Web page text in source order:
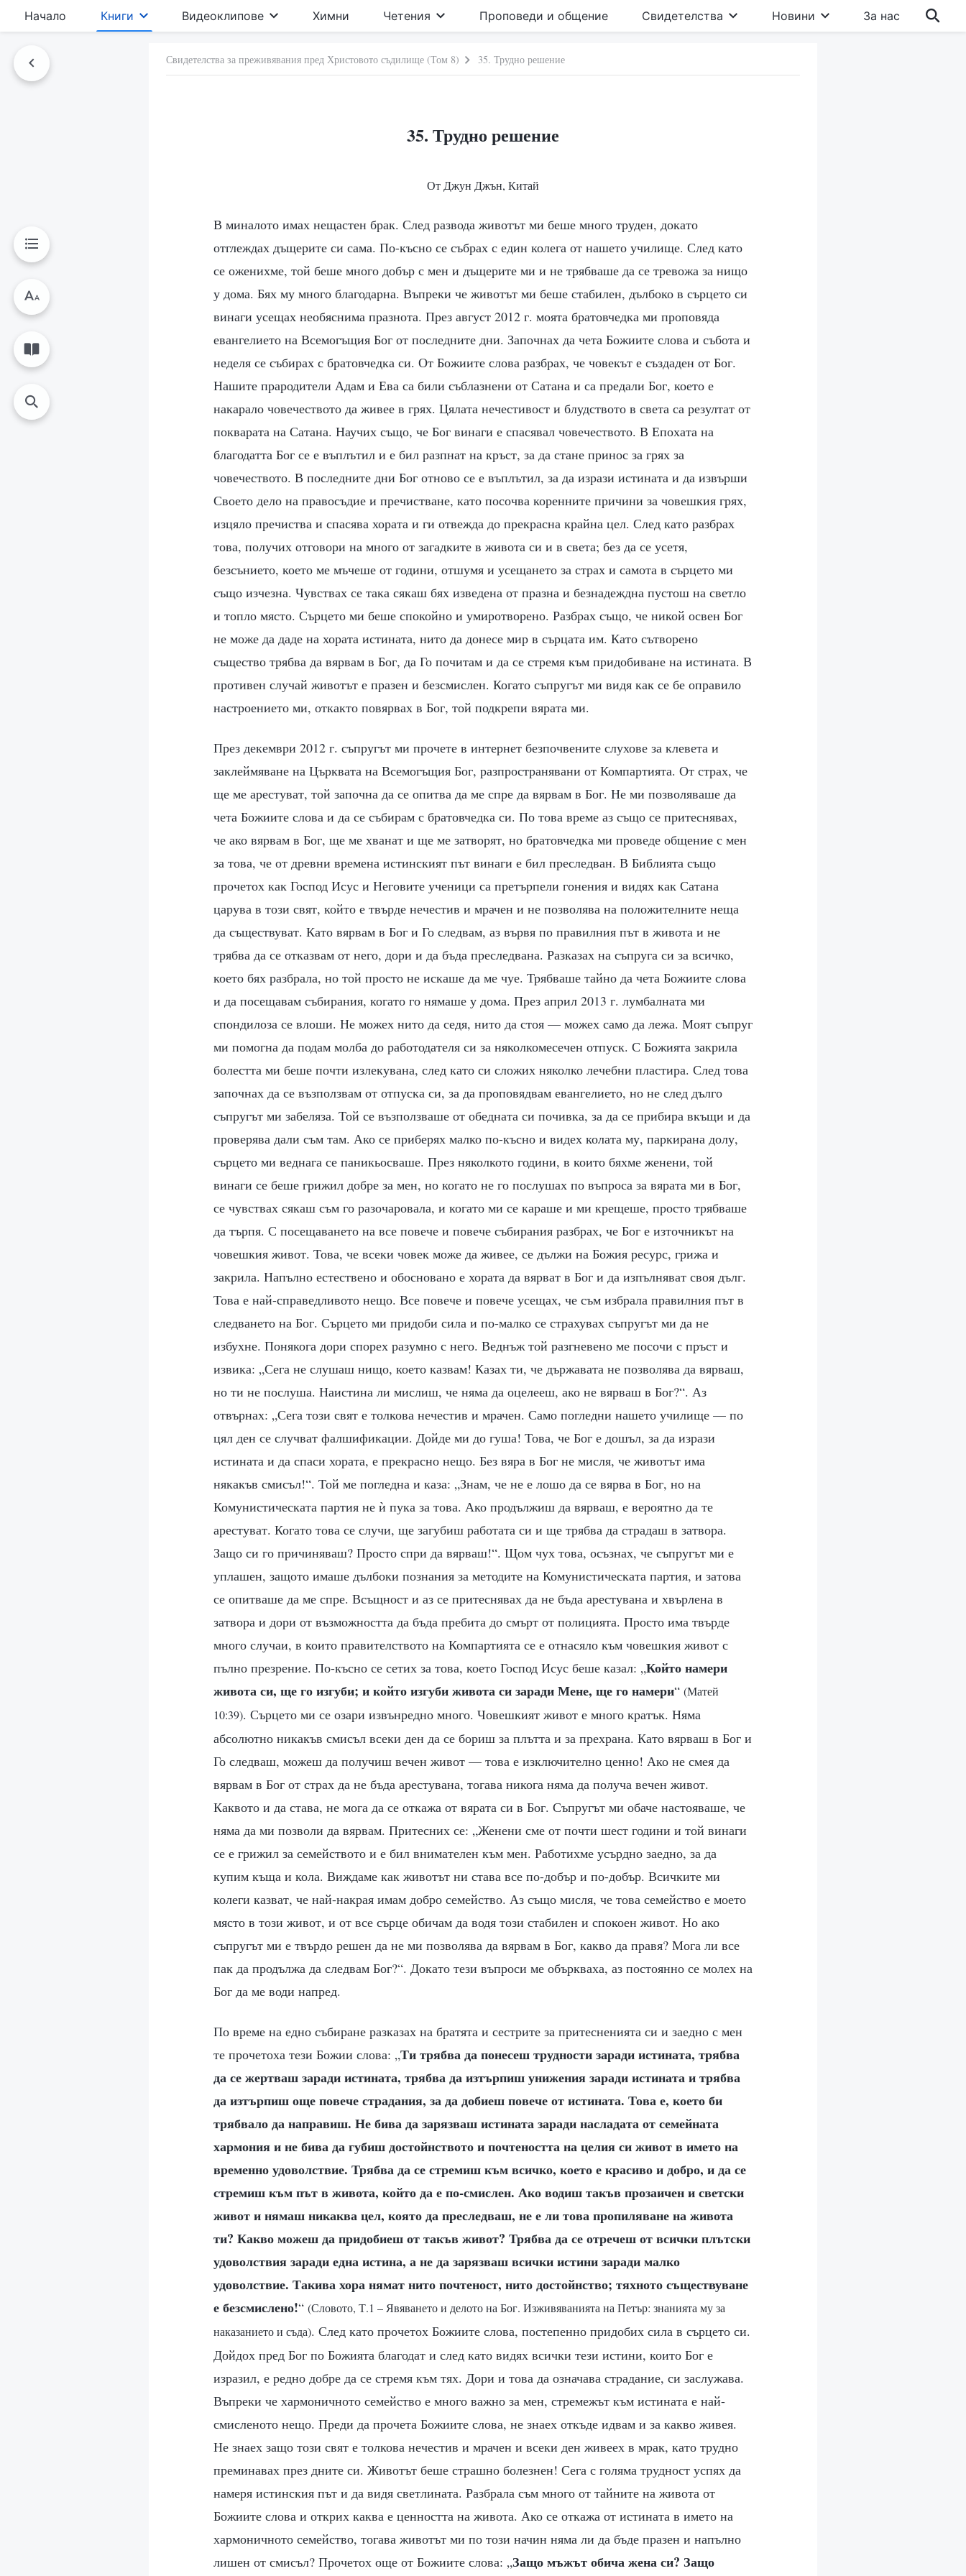
Начало Книги Видеоклипове Химни Четения Проповеди и общение Свидетелства Новини За нас
Свидетелства за преживявания пред Христовото съдилище (Том 8) 35. Трудно решение
35. Трудно решение
От Джун Джън, Китай
В миналото имах нещастен брак. След развода животът ми беше много труден, докато
отглеждах дъщерите си сама. По-късно се събрах с един колега от нашето училище. След като
се оженихме, той беше много добър с мен и дъщерите ми и не трябваше да се тревожа за нищо
у дома. Бях му много благодарна. Въпреки че животът ми беше стабилен, дълбоко в сърцето си
винаги усещах необяснима празнота. През август 2012 г. моята братовчедка ми проповяда
евангелието на Всемогъщия Бог от последните дни. Започнах да чета Божиите слова и събота и
неделя се събирах с братовчедка си. От Божиите слова разбрах, че човекът е създаден от Бог.
Нашите прародители Адам и Ева са били съблазнени от Сатана и са предали Бог, което е
накарало човечеството да живее в грях. Цялата нечестивост и блудството в света са резултат от
покварата на Сатана. Научих също, че Бог винаги е спасявал човечеството. В Епохата на
благодатта Бог се е въплътил и е бил разпнат на кръст, за да стане принос за грях за
човечеството. В последните дни Бог отново се е въплътил, за да изрази истината и да извърши
Своето дело на правосъдие и пречистване, като посочва коренните причини за човешкия грях,
изцяло пречиства и спасява хората и ги отвежда до прекрасна крайна цел. След като разбрах
това, получих отговори на много от загадките в живота си и в света; без да се усетя,
безсънието, което ме мъчеше от години, отшумя и усещането за страх и самота в сърцето ми
също изчезна. Чувствах се така сякаш бях изведена от празна и безнадеждна пустош на светло
и топло място. Сърцето ми беше спокойно и умиротворено. Разбрах също, че никой освен Бог
не може да даде на хората истината, нито да донесе мир в сърцата им. Като сътворено
същество трябва да вярвам в Бог, да Го почитам и да се стремя към придобиване на истината. В
противен случай животът е празен и безсмислен. Когато съпругът ми видя как се бе оправило
настроението ми, откакто повярвах в Бог, той подкрепи вярата ми.
През декември 2012 г. съпругът ми прочете в интернет безпочвените слухове за клевета и
заклеймяване на Църквата на Всемогъщия Бог, разпространявани от Компартията. От страх, че
ще ме арестуват, той започна да се опитва да ме спре да вярвам в Бог. Не ми позволяваше да
чета Божиите слова и да се събирам с братовчедка си. По това време аз също се притеснявах,
че ако вярвам в Бог, ще ме хванат и ще ме затворят, но братовчедка ми проведе общение с мен
за това, че от древни времена истинският път винаги е бил преследван. В Библията също
прочетох как Господ Исус и Неговите ученици са претърпели гонения и видях как Сатана
царува в този свят, който е твърде нечестив и мрачен и не позволява на положителните неща
да съществуват. Като вярвам в Бог и Го следвам, аз вървя по правилния път в живота и не
трябва да се отказвам от него, дори и да бъда преследвана. Разказах на съпруга си за всичко,
което бях разбрала, но той просто не искаше да ме чуе. Трябваше тайно да чета Божиите слова
и да посещавам събирания, когато го нямаше у дома. През април 2013 г. лумбалната ми
спондилоза се влоши. Не можех нито да седя, нито да стоя — можех само да лежа. Моят съпруг
ми помогна да подам молба до работодателя си за няколкомесечен отпуск. С Божията закрила
болестта ми беше почти излекувана, след като си сложих няколко лечебни пластира. След това
започнах да се възползвам от отпуска си, за да проповядвам евангелието, но не след дълго
съпругът ми забеляза. Той се възползваше от обедната си почивка, за да се прибира вкъщи и да
проверява дали съм там. Ако се приберях малко по-късно и видех колата му, паркирана долу,
сърцето ми веднага се паникьосваше. През няколкото години, в които бяхме женени, той
винаги се беше грижил добре за мен, но когато не го послушах по въпроса за вярата ми в Бог,
се чувствах сякаш съм го разочаровала, и когато ми се караше и ми крещеше, просто трябваше
да търпя. С посещаването на все повече и повече събирания разбрах, че Бог е източникът на
човешкия живот. Това, че всеки човек може да живее, се дължи на Божия ресурс, грижа и
закрила. Напълно естествено и обосновано е хората да вярват в Бог и да изпълняват своя дълг.
Това е най-справедливото нещо. Все повече и повече усещах, че съм избрала правилния път в
следването на Бог. Сърцето ми придоби сила и по-малко се страхувах съпругът ми да не
избухне. Понякога дори спорех разумно с него. Веднъж той разгневено ме посочи с пръст и
извика: „Сега не слушаш нищо, което казвам! Казах ти, че държавата не позволява да вярваш,
но ти не послуша. Наистина ли мислиш, че няма да оцелееш, ако не вярваш в Бог?“. Аз
отвърнах: „Сега този свят е толкова нечестив и мрачен. Само погледни нашето училище — по
цял ден се случват фалшификации. Дойде ми до гуша! Това, че Бог е дошъл, за да изрази
истината и да спаси хората, е прекрасно нещо. Без вяра в Бог не мисля, че животът има
някакъв смисъл!“. Той ме погледна и каза: „Знам, че не е лошо да се вярва в Бог, но на
Комунистическата партия не ѝ пука за това. Ако продължиш да вярваш, е вероятно да те
арестуват. Когато това се случи, ще загубиш работата си и ще трябва да страдаш в затвора.
Защо си го причиняваш? Просто спри да вярваш!“. Щом чух това, осъзнах, че съпругът ми е
уплашен, защото имаше дълбоки познания за методите на Комунистическата партия, и затова
се опитваше да ме спре. Всъщност и аз се притеснявах да не бъда арестувана и хвърлена в
затвора и дори от възможността да бъда пребита до смърт от полицията. Просто има твърде
много случаи, в които правителството на Компартията се е отнасяло към човешкия живот с
пълно презрение. По-късно се сетих за това, което Господ Исус беше казал: „Който намери
живота си, ще го изгуби; и който изгуби живота си заради Мене, ще го намери“ (Матей
10:39). Сърцето ми се озари извънредно много. Човешкият живот е много кратък. Няма
абсолютно никакъв смисъл всеки ден да се бориш за плътта и за прехрана. Като вярваш в Бог и
Го следваш, можеш да получиш вечен живот — това е изключително ценно! Ако не смея да
вярвам в Бог от страх да не бъда арестувана, тогава никога няма да получа вечен живот.
Каквото и да става, не мога да се откажа от вярата си в Бог. Съпругът ми обаче настояваше, че
няма да ми позволи да вярвам. Притесних се: „Женени сме от почти шест години и той винаги
се е грижил за семейството и е бил внимателен към мен. Работихме усърдно заедно, за да
купим къща и кола. Виждаме как животът ни става все по-добър и по-добър. Всичките ми
колеги казват, че най-накрая имам добро семейство. Аз също мисля, че това семейство е моето
място в този живот, и от все сърце обичам да водя този стабилен и спокоен живот. Но ако
съпругът ми е твърдо решен да не ми позволява да вярвам в Бог, какво да правя? Мога ли все
пак да продължа да следвам Бог?“. Докато тези въпроси ме объркваха, аз постоянно се молех на
Бог да ме води напред.
По време на едно събиране разказах на братята и сестрите за притесненията си и заедно с мен
те прочетоха тези Божии слова: „Ти трябва да понесеш трудности заради истината, трябва
да се жертваш заради истината, трябва да изтърпиш унижения заради истината и трябва
да изтърпиш още повече страдания, за да добиеш повече от истината. Това е, което би
трябвало да направиш. Не бива да зарязваш истината заради насладата от семейната
хармония и не бива да губиш достойнството и почтеността на целия си живот в името на
временно удоволствие. Трябва да се стремиш към всичко, което е красиво и добро, и да се
стремиш към път в живота, който да е по-смислен. Ако водиш такъв прозаичен и светски
живот и нямаш никаква цел, която да преследваш, не е ли това пропиляване на живота
ти? Какво можеш да придобиеш от такъв живот? Трябва да се отречеш от всички плътски
удоволствия заради една истина, а не да зарязваш всички истини заради малко
удоволствие. Такива хора нямат нито почтеност, нито достойнство; тяхното съществуване
е безсмислено!“ (Словото, Т.1 – Явяването и делото на Бог. Изживяванията на Петър: знанията му за
наказанието и съда). След като прочетох Божиите слова, постепенно придобих сила в сърцето си.
Дойдох пред Бог по Божията благодат и след като видях всички тези истини, които Бог е
изразил, е редно добре да се стремя към тях. Дори и това да означава страдание, си заслужава.
Въпреки че хармоничното семейство е много важно за мен, стремежът към истината е най-
смисленото нещо. Преди да прочета Божиите слова, не знаех откъде идвам и за какво живея.
Не знаех защо този свят е толкова нечестив и мрачен и всеки ден живеех в мрак, като трудно
преминавах през дните си. Животът беше страшно болезнен! Сега с голяма трудност успях да
намеря истинския път и да видя светлината. Разбрала съм много от тайните на живота от
Божиите слова и открих каква е ценността на живота. Ако се откажа от истината в името на
хармоничното семейство, тогава животът ми по този начин няма ли да бъде празен и напълно
лишен от смисъл? Прочетох още от Божиите слова: „Защо мъжът обича жена си? Защо